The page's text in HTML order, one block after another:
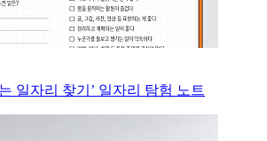
일자리 찾기’ 일자리 탐험 노트